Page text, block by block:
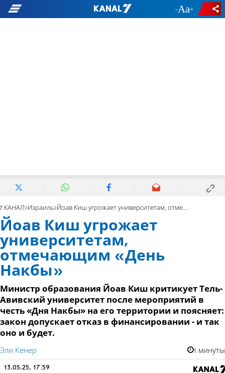
- +
7 КАНАЛ Израиль Йоав Киш угрожает университетам, отмечающим «День Накбы»
Йоав Киш угрожает
университетам,
отмечающим «День
Накбы»
Министр образования Йоав Киш критикует Тель-
Авивский университет после мероприятий в
честь «Дня Накбы» на его территории и поясняет:
закон допускает отказ в финансировании - и так
оно и будет.
Эли Кенер 1 минуты
13.05.25, 17:59